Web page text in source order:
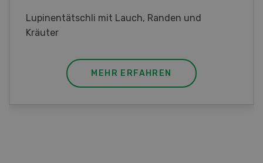
Frühlingsrollen mit Poulet
MEHR ERFAHREN